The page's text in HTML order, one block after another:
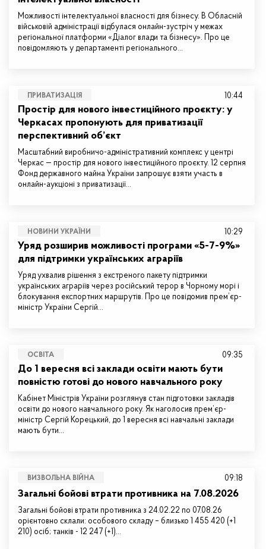
Можливості інтелектуальної власності для бізнесу. В Обласній
військовій адміністрації відбулася онлайн-зустріч у межах
регіональної платформи «Діалог влади та бізнесу». Про це
повідомляють у департаменті регіонального…
ПРИВАТИЗАЦІЯ
Простір для нового інвестиційного проєкту: у
Черкасах пропонують для приватизації
перспективний об’єкт
Масштабний виробничо-адміністративний комплекс у центрі
Черкас — простір для нового інвестиційного проєкту. 12 серпня
Фонд державного майна України запрошує взяти участь в
онлайн-аукціоні з приватизації…
10:44
НОВИНИ УКРАЇНИ
Уряд розширив можливості програми «5-7-9%»
для підтримки українських аграріїв
Уряд ухвалив рішення з екстреного пакету підтримки
українських аграріїв через російський терор в Чорному морі і
блокування експортних маршрутів. Про це повідомив прем’єр-
міністр України Сергій…
10:29
ОСВІТА
До 1 вересня всі заклади освіти мають бути
повністю готові до нового навчального року
Кабінет Міністрів України розглянув стан підготовки закладів
освіти до нового навчального року. Як наголосив прем’єр-
міністр Сергій Корецький, до 1 вересня всі навчальні заклади
мають бути…
09:35
ВИЗВОЛЬНА ВІЙНА
Загальні бойові втрати противника на 7.08.2026
Загальні бойові втрати противника з 24.02.22 по 07.08.26
орієнтовно склали: особового складу – близько 1 455 420 (+1
210) осіб; танків - 12 247 (+1)…
09:18